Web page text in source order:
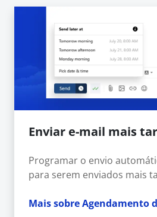
Enviar e-mail mais
Programar o envio
para serem enviados mais
Mais sobre Agendamento